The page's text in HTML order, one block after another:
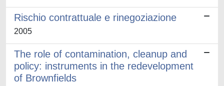
Rischio contrattuale e rinegoziazione
2005
The role of contamination, cleanup and
policy: instruments in the redevelopment
of Brownfields